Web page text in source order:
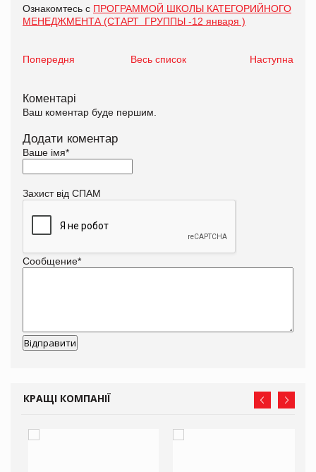
Ознакомтесь с ПРОГРАММОЙ ШКОЛЫ КАТЕГОРИЙНОГО
МЕНЕДЖМЕНТА (СТАРТ ГРУППЫ -12 января )
Попередня Весь список Наступна
Коментарі
Ваш коментар буде першим.
Додати коментар
Ваше імя*
Захист від СПАМ
Сообщение*
КРАЩІ КОМПАНІЇ